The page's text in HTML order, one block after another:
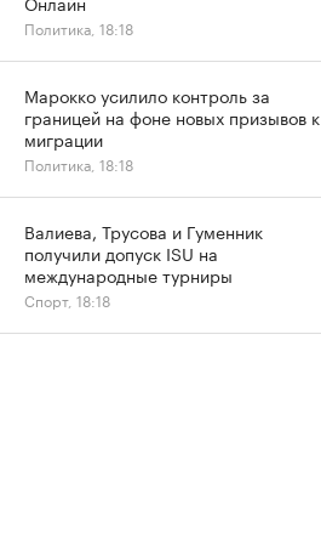
Политика, 18:18
Марокко усилило контроль за
границей на фоне новых призывов к
миграции
Политика, 18:18
Валиева, Трусова и Гуменник
получили допуск ISU на
международные турниры
Спорт, 18:18